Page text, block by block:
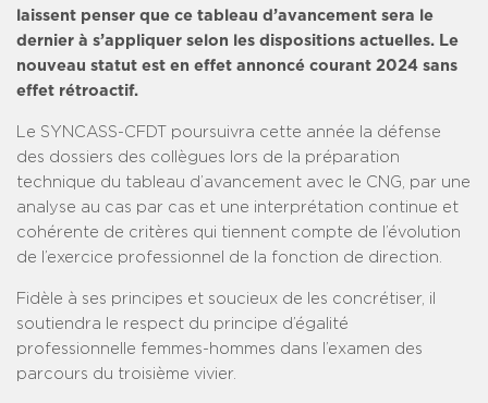
laissent penser que ce tableau d’avancement sera le
dernier à s’appliquer selon les dispositions actuelles. Le
nouveau statut est en effet annoncé courant 2024 sans
effet rétroactif.
Le SYNCASS-CFDT poursuivra cette année la défense
des dossiers des collègues lors de la préparation
technique du tableau d’avancement avec le CNG, par une
analyse au cas par cas et une interprétation continue et
cohérente de critères qui tiennent compte de l’évolution
de l’exercice professionnel de la fonction de direction.
Fidèle à ses principes et soucieux de les concrétiser, il
soutiendra le respect du principe d’égalité
professionnelle femmes-hommes dans l’examen des
parcours du troisième vivier.